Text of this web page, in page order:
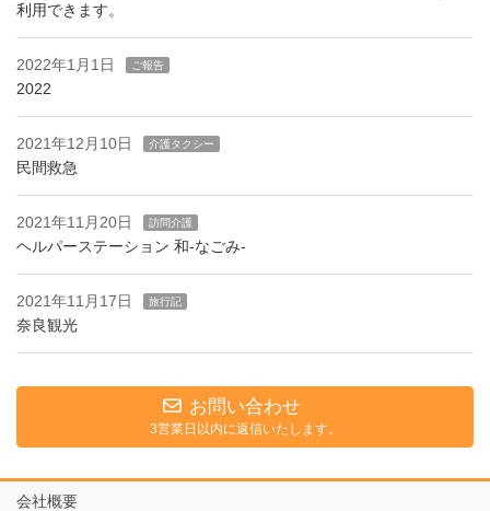
利用できます。
2022年1月1日 ご報告
2022
2021年12月10日 介護タクシー
民間救急
2021年11月20日 訪問介護
ヘルパーステーション 和-なごみ-
2021年11月17日 旅行記
奈良観光
お問い合わせ
3営業日以内に返信いたします。
会社概要